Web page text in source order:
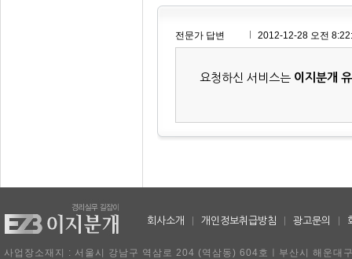
전문가 답변 2012-12-28 오전
요청하신 서비스는 이지분개
회사소개 개인정보취급방침 광고문의
사업장소재지 : 서울시 강남구 역삼로 204 (역삼동) 604호ㅣ부산시 해운